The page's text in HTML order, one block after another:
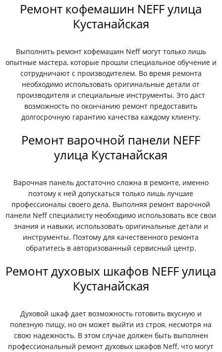
Ремонт кофемашин NEFF улица
Кустанайская
Выполнить ремонт кофемашин Neff могут только лишь
опытные мастера, которые прошли специальное обучение и
сотрудничают с производителем. Во время ремонта
необходимо использовать оригинальные детали от
производителя и специальные инструменты. Это даст
возможность по окончанию ремонт предоставить
долгосрочную гарантию качества каждому клиенту.
Ремонт варочной панели NEFF
улица Кустанайская
Варочная панель достаточно сложна в ремонте, именно
поэтому к ней допускаться только лишь лучшие
профессионалы своего дела. Выполняя ремонт варочной
панели Neff специалисту необходимо использовать все свои
знания и навыки, использовать оригинальные детали и
инструменты. Поэтому для качественного ремонта
обратитесь в авторизованный сервисный центр.
Ремонт духовых шкафов NEFF улица
Кустанайская
Духовой шкаф дает возможность готовить вкусную и
полезную пищу, но он может выйти из строя, несмотря на
свою надежность. В этом случае должен быть выполнен
профессиональный ремонт духовых шкафов Neff, что могут